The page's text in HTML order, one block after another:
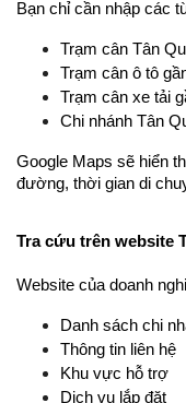
Bạn chỉ cần nhập các
Trạm cân Tân
Trạm cân ô tô
Trạm cân xe tải
Chi nhánh Tân
Google Maps sẽ hiển
đường, thời gian di
Tra cứu trên website
Website của doanh
Danh sách chi
Thông tin liên hệ
Khu vực hỗ trợ
Dịch vụ lắp đặt